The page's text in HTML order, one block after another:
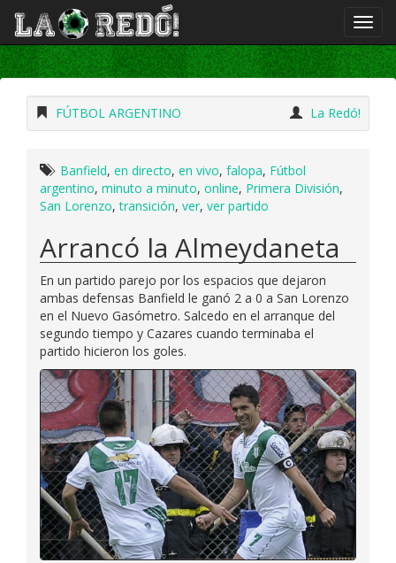
FÚTBOL ARGENTINO La Redó!
Banfield, en directo, en vivo, falopa, Fútbol
argentino, minuto a minuto, online, Primera División,
San Lorenzo,transición, ver, ver partido
Arrancó la Almeydaneta
En un partido parejo por los espacios que dejaron
ambas defensas Banfield le ganó 2 a 0 a San Lorenzo
en el Nuevo Gasómetro. Salcedo en el arranque del
segundo tiempo y Cazares cuando terminaba el
partido hicieron los goles.